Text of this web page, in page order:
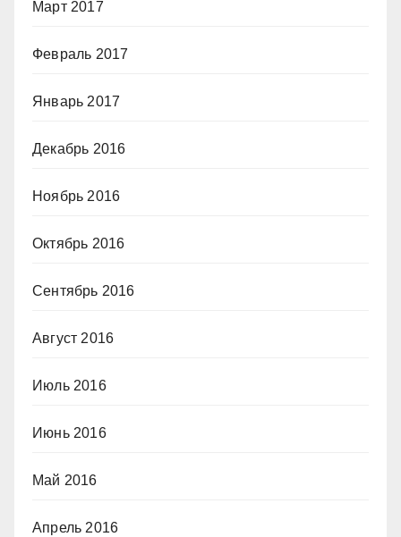
Март 2017
Февраль 2017
Январь 2017
Декабрь 2016
Ноябрь 2016
Октябрь 2016
Сентябрь 2016
Август 2016
Июль 2016
Июнь 2016
Май 2016
Апрель 2016